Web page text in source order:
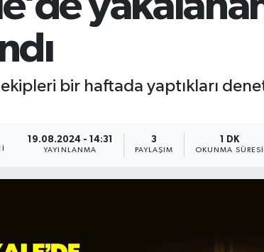
ekipleri bir haftada yaptıkları
19.08.2024 - 14:31
YAYINLANMA
3
PAYLAŞIM
1 DK
OKUNMA SÜRESI